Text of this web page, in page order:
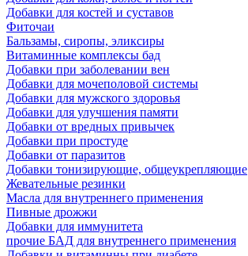
Добавки для костей и суставов
Фиточаи
Бальзамы, сиропы, эликсиры
Витаминные комплексы бад
Добавки при заболевании вен
Добавки для мочеполовой системы
Добавки для мужского здоровья
Добавки для улучшения памяти
Добавки от вредных привычек
Добавки при простуде
Добавки от паразитов
Добавки тонизирующие, общеукрепляющие
Жевательные резинки
Масла для внутреннего применения
Пивные дрожжи
Добавки для иммунитета
прочие БАД для внутреннего применения